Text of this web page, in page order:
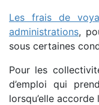
Les frais de
administrations,
sous certaines
Pour les
d’emploi qui
lorsqu’elle